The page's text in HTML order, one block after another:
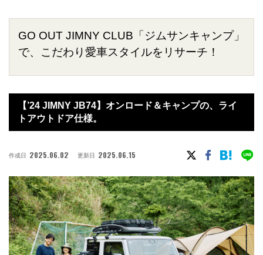
GO OUT JIMNY CLUB「ジムサンキャンプ」
で、こだわり愛車スタイルをリサーチ！
【’24 JIMNY JB74】オンロード＆キャンプの、ライ
トアウトドア仕様。
作成日 2025.06.02 更新日 2025.06.15